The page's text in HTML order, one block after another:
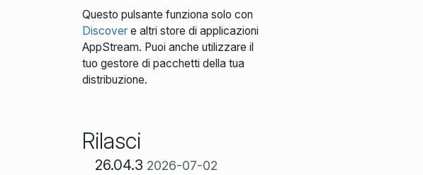
Questo pulsante funziona solo con
Discovere altri store di applicazioni
AppStream. Puoi anche utilizzare il
tuo gestore di pacchetti della tua
distribuzione.
Rilasci
26.04.3 2026-07-02